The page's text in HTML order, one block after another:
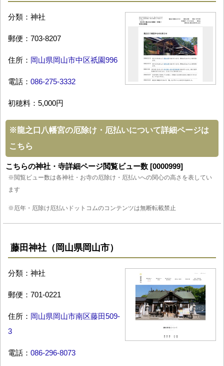
分類：神社
郵便：703-8207
住所： 岡山県岡山市中区祇園996
電話： 086-275-3332
初穂料：5,000円
※龍之口八幡宮の厄除け・厄払いについて詳細ページは
こちら
こちらの神社・寺詳細ページ閲覧ビュー数 [0000999]
※閲覧ビュー数は各神社・お寺の厄除け・厄払いへの関心の高さを表してい
ます
※厄年・厄除け厄払いドットコムのコンテンツは無断転載禁止
藤田神社（岡山県岡山市）
分類：神社
郵便：701-0221
住所： 岡山県岡山市南区藤田509-
3
電話： 086-296-8073